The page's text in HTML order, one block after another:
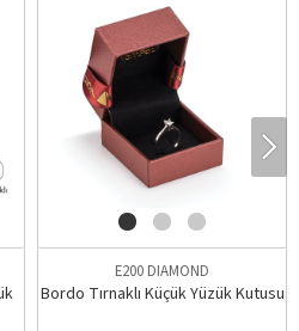
E200 DIAMOND
Bordo Tırnaklı Küçük Yüzük Kutusu